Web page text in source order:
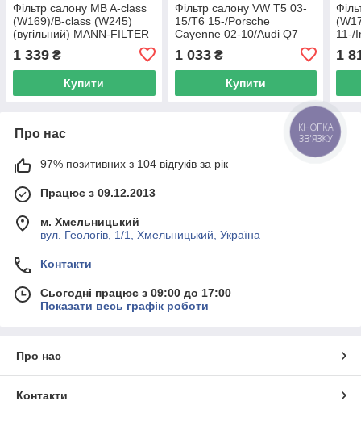
Фільтр салону MB A-class
(W169)/B-class (W245)
(вугільний) MANN-FILTER
1 339 ₴
Купити
Фільтр салону VW T5 03-
15/T6 15-/Porsche
Cayenne 02-10/Audi Q7
06-15 (вугільний) MANN-
FILTER CUK 2842 UA62
1 033₴
Купити
11-/
1
Про нас
97% позитивних з 104 відгуків за рік
Працює з 09.12.2013
м. Хмельницький
вул. Геологів, 1/1, Хмельницький, Україна
Контакти
Сьогодні працює з 09:00 до 17:00
Показати весь графік роботи
Про нас
Контакти
КНОПКА
ЗВ'ЯЗКУ